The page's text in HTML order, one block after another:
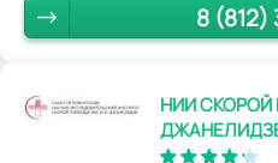
8
НИИ